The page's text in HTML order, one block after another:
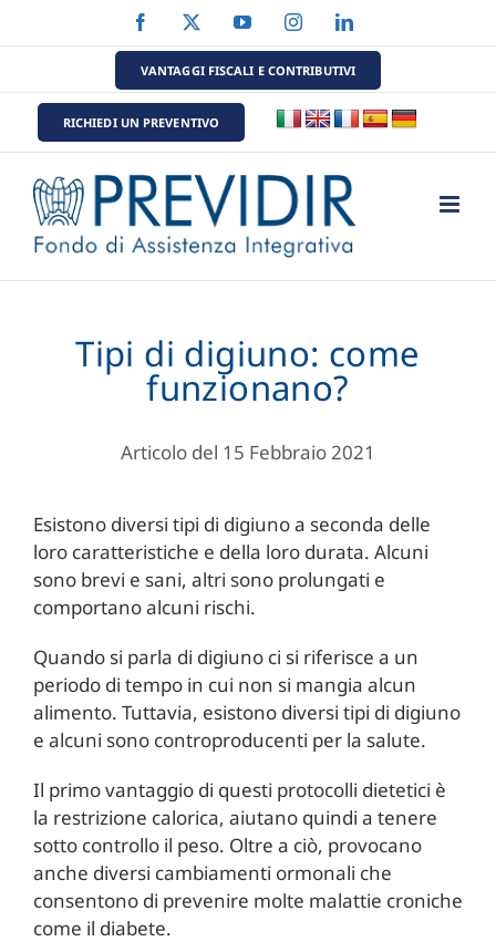
al
Facebook YouTubeInstagramLinkedIn
VANTAGGI FISCALI E CONTRIBUTIVI
RICHIEDI UN PREVENTIVO
Tipi di digiuno: come
funzionano?
Articolo del 15 Febbraio 2021
Esistono diversi tipi di digiuno a seconda delle
loro caratteristiche e della loro durata. Alcuni
sono brevi e sani, altri sono prolungati e
comportano alcuni rischi.
Quando si parla di digiuno ci si riferisce a un
periodo di tempo in cui non si mangia alcun
alimento. Tuttavia, esistono diversi tipi di digiuno
e alcuni sono controproducenti per la salute.
Il primo vantaggio di questi protocolli dietetici è
la restrizione calorica, aiutano quindi a tenere
sotto controllo il peso. Oltre a ciò, provocano
anche diversi cambiamenti ormonali che
consentono di prevenire molte malattie croniche
come il diabete.